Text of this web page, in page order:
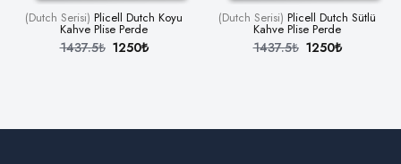
(Dutch Serisi) Plicell Dutch Koyu
Kahve Plise Perde
1437.5₺ 1250₺
(Dutch Serisi) Plicell Dutch Sütlü
Kahve Plise Perde
1437.5₺ 1250₺